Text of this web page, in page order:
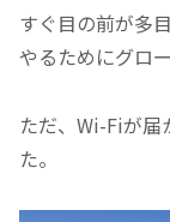
すぐ目の前が多
やるためにグロ
ただ、Wi-Fiが届
た。